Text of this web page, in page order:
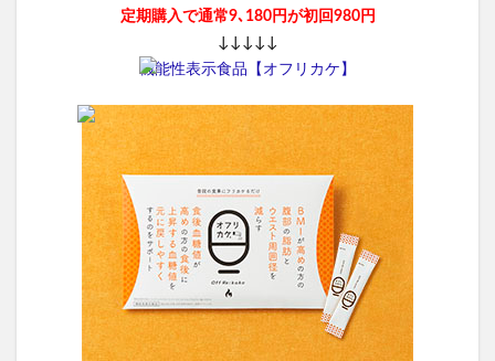
定期購入で通常9､180円が初回980円
↓↓↓↓↓
機能性表示食品【オフリカケ】